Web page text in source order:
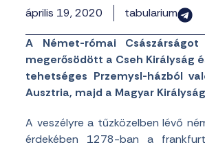
április 19, 2020 tabularium
A Német-római
megerősödött a Cseh Királyság
tehetséges Przemysl-házból
Ausztria, majd a Magyar
A veszélyre a tűzközelben lévő
érdekében 1278-ban a